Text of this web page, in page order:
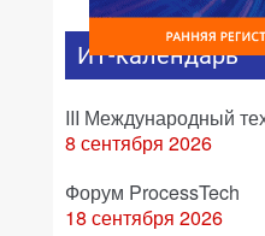
ИТ-календарь
III Международный
8 сентября 2026
Форум ProcessTech
18 сентября 2026